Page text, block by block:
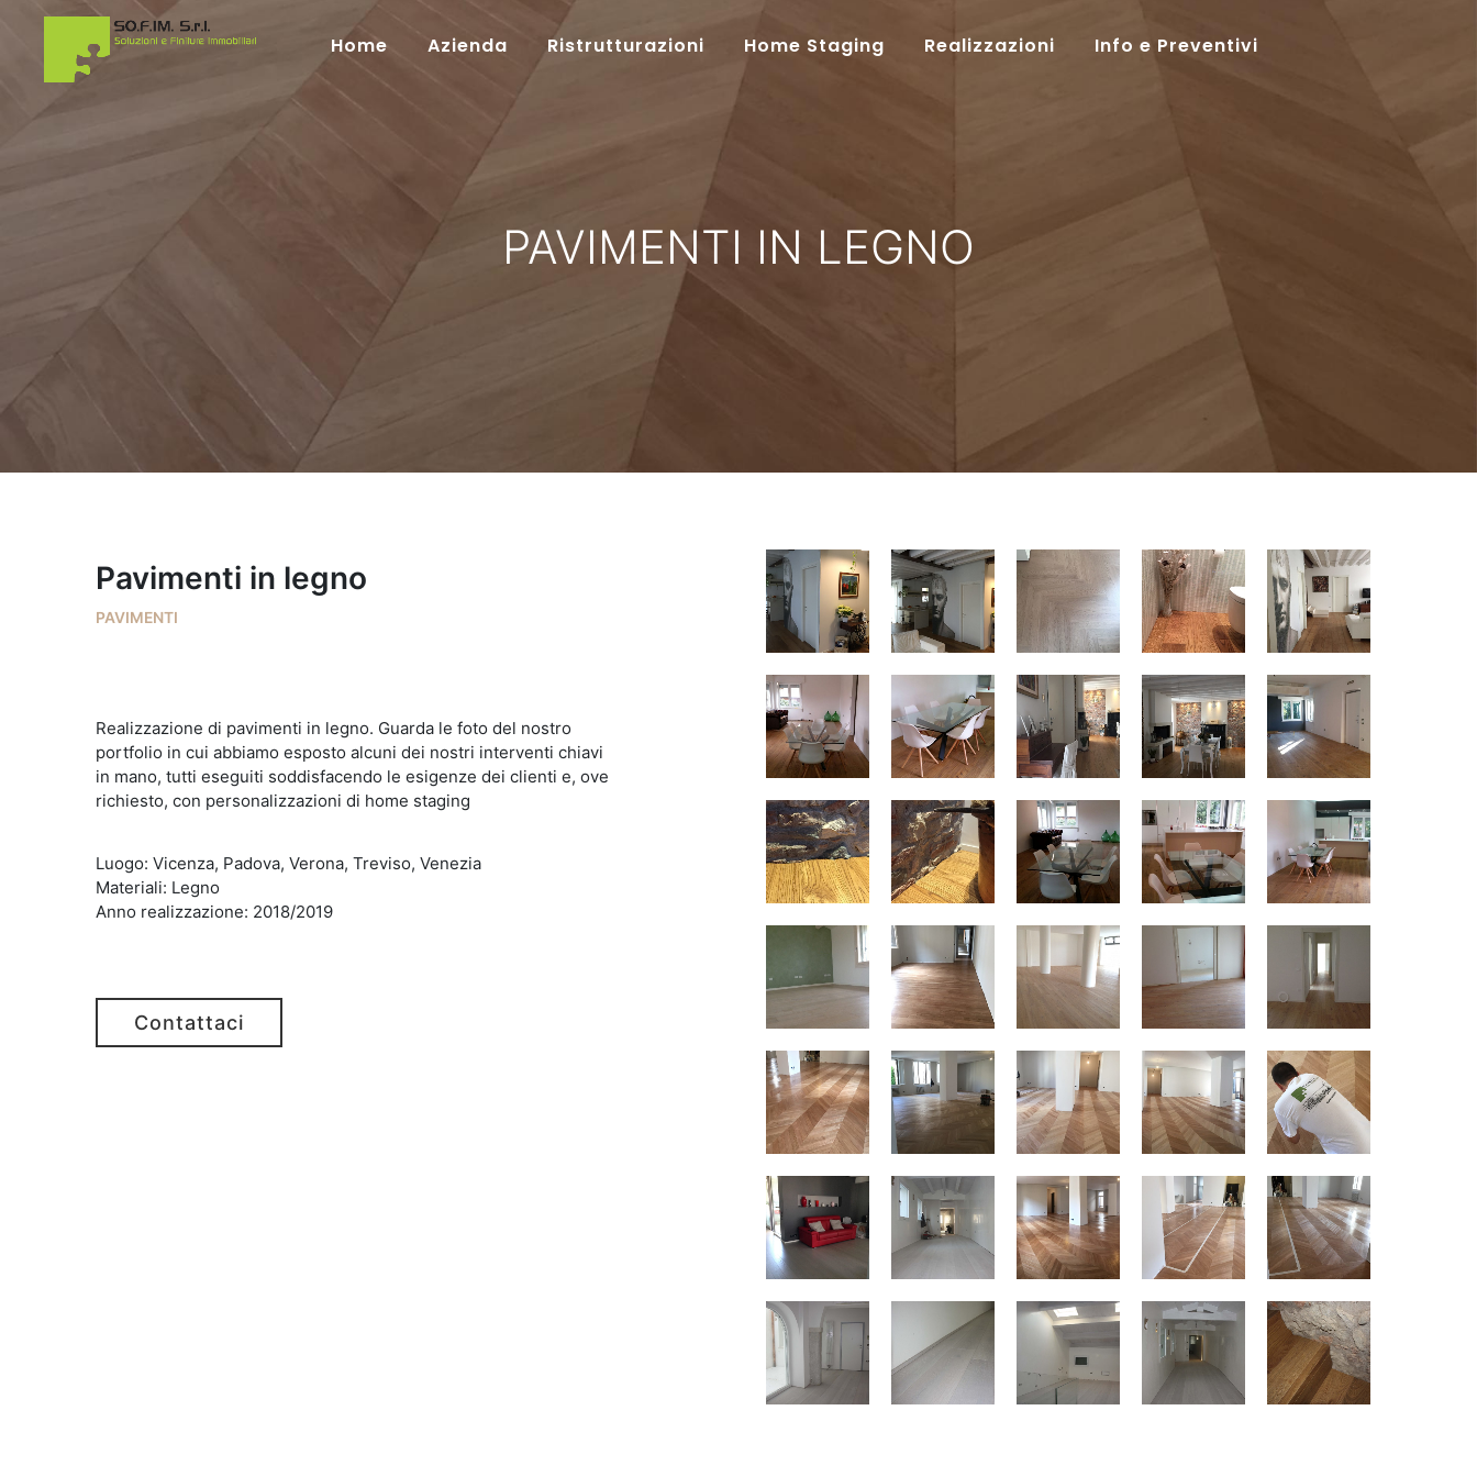
Home Azienda Ristrutturazioni Home Staging Realizzazioni Info e Preventivi
PAVIMENTI IN LEGNO
Pavimenti in legno
PAVIMENTI
Realizzazione di pavimenti in legno. Guarda le foto del nostro
portfolio in cui abbiamo esposto alcuni dei nostri interventi chiavi
in mano, tutti eseguiti soddisfacendo le esigenze dei clienti e, ove
richiesto, con personalizzazioni di home staging
Luogo: Vicenza, Padova, Verona, Treviso, Venezia
Materiali: Legno
Anno realizzazione: 2018/2019
Contattaci